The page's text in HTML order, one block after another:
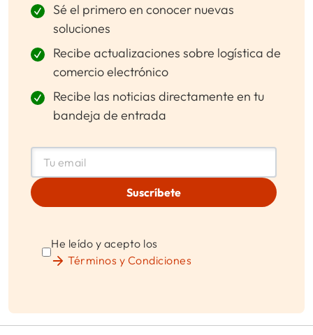
Sé el primero en conocer nuevas
soluciones
Recibe actualizaciones sobre logística de
comercio electrónico
Recibe las noticias directamente en tu
bandeja de entrada
Suscríbete
He leído y acepto los
Términos y Condiciones